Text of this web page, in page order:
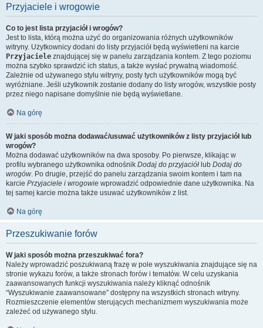
Przyjaciele i wrogowie
Co to jest lista przyjaciół i wrogów?
Jest to lista, którą można użyć do organizowania różnych użytkowników
witryny. Użytkownicy dodani do listy przyjaciół będą wyświetleni na karcie
Przyjaciele znajdującej się w panelu zarządzania kontem. Z tego poziomu
można szybko sprawdzić ich status, a także wysłać prywatną wiadomość.
Zależnie od używanego stylu witryny, posty tych użytkowników mogą być
wyróżniane. Jeśli użytkownik zostanie dodany do listy wrogów, wszystkie posty
przez niego napisane domyślnie nie będą wyświetlane.
Na górę
W jaki sposób można dodawać/usuwać użytkowników z listy przyjaciół lub
wrogów?
Można dodawać użytkowników na dwa sposoby. Po pierwsze, klikając w
profilu wybranego użytkownika odnośnik Dodaj do przyjaciół lub Dodaj do
wrogów. Po drugie, przejść do panelu zarządzania swoim kontem i tam na
karcie Przyjaciele i wrogowie wprowadzić odpowiednie dane użytkownika. Na
tej samej karcie można także usuwać użytkowników z list.
Na górę
Przeszukiwanie forów
W jaki sposób można przeszukiwać fora?
Należy wprowadzić poszukiwaną frazę w pole wyszukiwania znajdujące się na
stronie wykazu forów, a także stronach forów i tematów. W celu uzyskania
zaawansowanych funkcji wyszukiwania należy kliknąć odnośnik
“Wyszukiwanie zaawansowane” dostępny na wszystkich stronach witryny.
Rozmieszczenie elementów sterujących mechanizmem wyszukiwania może
zależeć od używanego stylu.